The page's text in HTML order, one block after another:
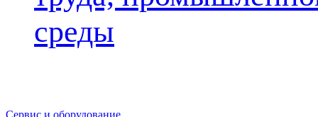
среды
Сервис и оборудование